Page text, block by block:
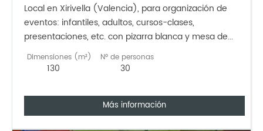
Local en Xirivella (Valencia), para organización de
eventos: infantiles, adultos, cursos-clases,
presentaciones, etc. con pizarra blanca y mesa de...
Dimensiones (m²)
130
Nº de personas
30
Más información